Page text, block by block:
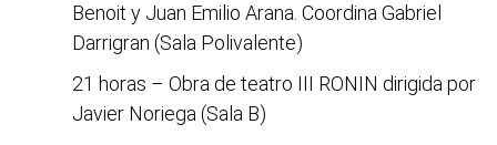
Benoit y Juan Emilio Arana. Coordina Gabriel
Darrigran (Sala Polivalente)
21 horas – Obra de teatro III RONIN dirigida por
Javier Noriega (Sala B)